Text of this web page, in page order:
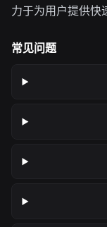
力于为用户提供快
常见问题